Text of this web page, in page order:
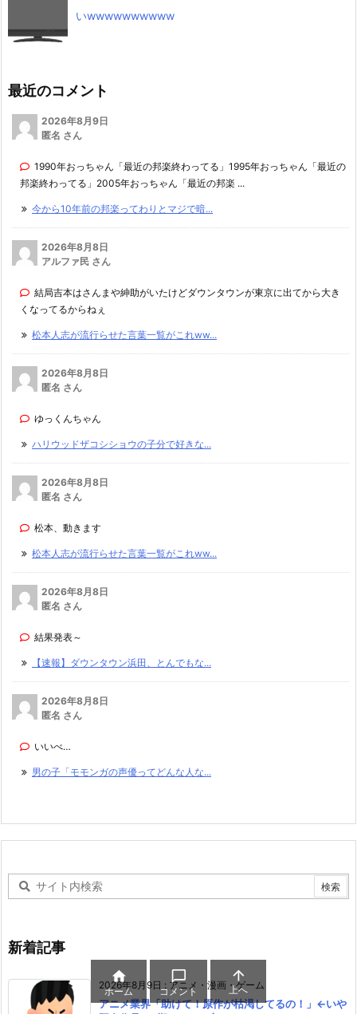
いwwwwwwwwww
最近のコメント
2026年8月9日
匿名 さん
1990年おっちゃん「最近の邦楽終わってる」1995年おっちゃん「最近の
邦楽終わってる」2005年おっちゃん「最近の邦楽 ...
今から10年前の邦楽ってわりとマジで暗...
2026年8月8日
アルファ民 さん
結局吉本はさんまや紳助がいたけどダウンタウンが東京に出てから大き
くなってるからねぇ
松本人志が流行らせた言葉一覧がこれww...
2026年8月8日
匿名 さん
ゆっくんちゃん
ハリウッドザコシショウの子分で好きな...
2026年8月8日
匿名 さん
松本、動きます
松本人志が流行らせた言葉一覧がこれww...
2026年8月8日
匿名 さん
結果発表～
【速報】ダウンタウン浜田、とんでもな...
2026年8月8日
匿名 さん
いいべ…
男の子「モモンガの声優ってどんな人な...
新着記事
2026年8月9日 : アニメ・漫画・ゲーム
アニメ業界「助けて！原作が枯渇してるの！」←いや

ホーム

コメント

上へ